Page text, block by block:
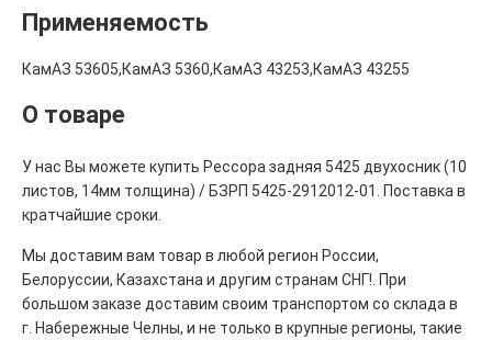
Применяемость
КамАЗ 53605,КамАЗ 5360,КамАЗ 43253,КамАЗ 43255
О товаре
У нас Вы можете купить Рессора задняя 5425 двухосник (10
листов, 14мм толщина) / БЗРП 5425-2912012-01. Поставка в
кратчайшие сроки.
Мы доставим вам товар в любой регион России,
Белоруссии, Казахстана и другим странам СНГ!. При
большом заказе доставим своим транспортом со склада в
г. Набережные Челны, и не только в крупные регионы, такие